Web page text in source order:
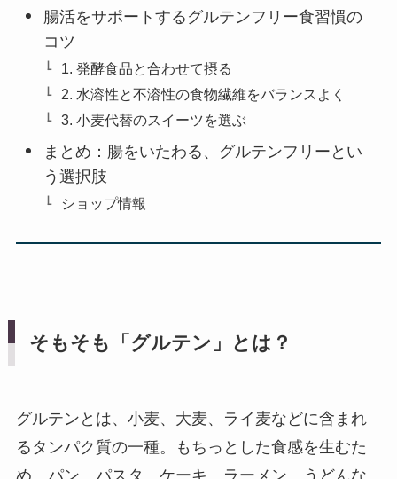
腸活をサポートするグルテンフリー食習慣の
コツ
1. 発酵食品と合わせて摂る
2. 水溶性と不溶性の食物繊維をバランスよく
3. 小麦代替のスイーツを選ぶ
まとめ：腸をいたわる、グルテンフリーとい
う選択肢
ショップ情報
そもそも「グルテン」とは？
グルテンとは、小麦、大麦、ライ麦などに含まれ
るタンパク質の一種。もちっとした食感を生むた
め、パン、パスタ、ケーキ、ラーメン、うどんな